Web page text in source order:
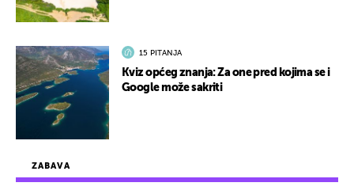
ZABAVA
15 PITANJA
Kviz općeg znanja: Za one pred kojima se i
Google može sakriti